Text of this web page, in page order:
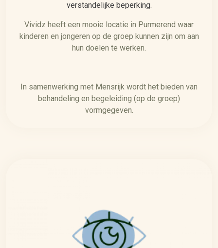
verstandelijke beperking.
Vividz heeft een mooie locatie in Purmerend waar
kinderen en jongeren op de groep kunnen zijn om aan
hun doelen te werken.
In samenwerking met Mensrijk wordt het bieden van
behandeling en begeleiding (op de groep)
vormgegeven.